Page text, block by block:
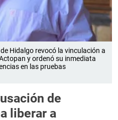
Hidalgo revocó la vinculación a
y ordenó su inmediata
en las pruebas
de
liberar a